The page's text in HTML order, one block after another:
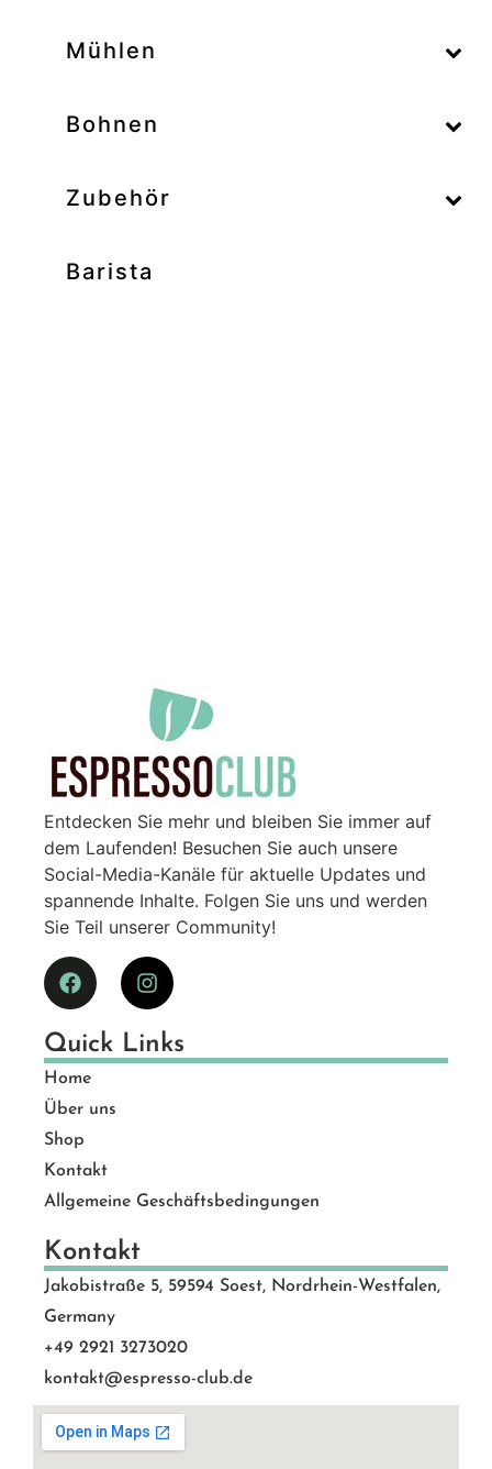
Mühlen
–
Bohnen
–
Zubehör
Barista
Entdecken Sie mehr und bleiben Sie immer auf
dem Laufenden! Besuchen Sie auch unsere
Social-Media-Kanäle für aktuelle Updates und
spannende Inhalte. Folgen Sie uns und werden
Sie Teil unserer Community!
Quick Links
Home
Über uns
Shop
Kontakt
Allgemeine Geschäftsbedingungen
Kontakt
Jakobistraße 5, 59594 Soest, Nordrhein-Westfalen,
Germany
+49 2921 3273020
kontakt@espresso-club.de